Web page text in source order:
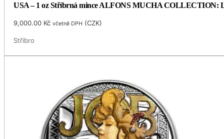
USA – 1 oz Stříbrná mince ALFONS MUCHA COLLECTION:
9,000.00 Kč včetně DPH (CZK)
Stříbro